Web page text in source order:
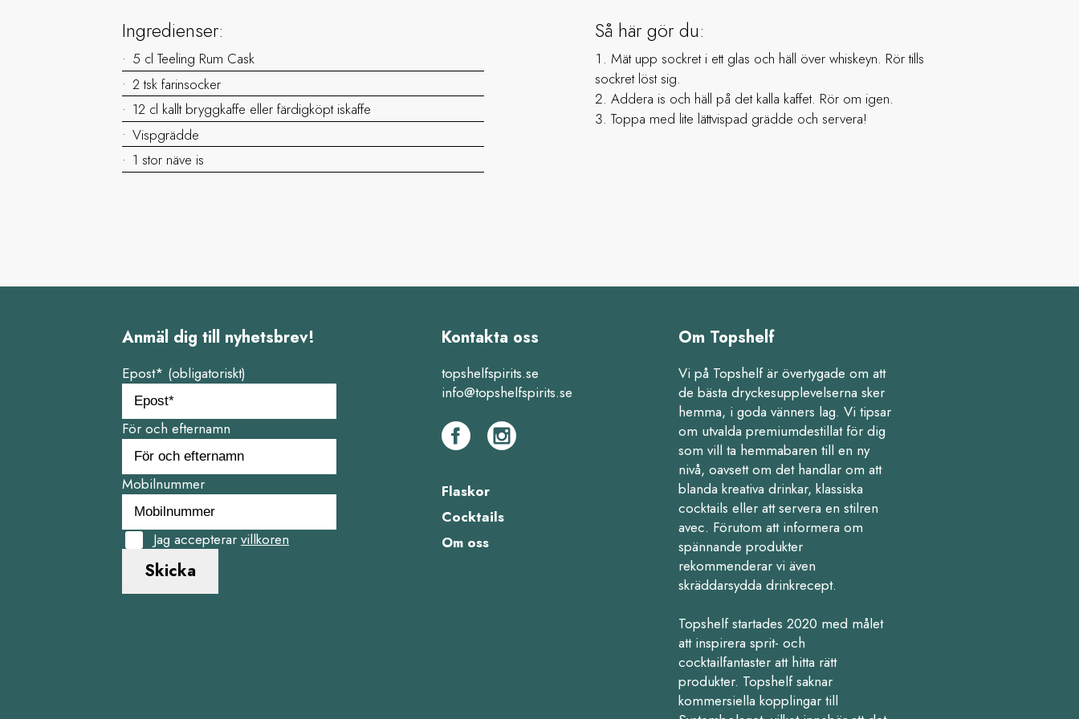
Ingredienser:
5 cl Teeling Rum Cask
2 tsk farinsocker
12 cl kallt bryggkaffe eller färdigköpt iskaffe
Vispgrädde
1 stor näve is
Så här gör du:
Mät upp sockret i ett glas och häll över whiskeyn. Rör tills
sockret löst sig.
Addera is och häll på det kalla kaffet. Rör om igen.
Toppa med lite lättvispad grädde och servera!
Anmäl dig till nyhetsbrev!
Epost* (obligatoriskt)
För och efternamn
Mobilnummer
Jag accepterar villkoren
Skicka
Kontakta oss
topshelfspirits.se
info@topshelfspirits.se
Flaskor
Cocktails
Om oss
Om Topshelf
Vi på Topshelf är övertygade om att
de bästa dryckesupplevelserna sker
hemma, i goda vänners lag. Vi tipsar
om utvalda premiumdestillat för dig
som vill ta hemmabaren till en ny
nivå, oavsett om det handlar om att
blanda kreativa drinkar, klassiska
cocktails eller att servera en stilren
avec. Förutom att informera om
spännande produkter
rekommenderar vi även
skräddarsydda drinkrecept.
Topshelf startades 2020 med målet
att inspirera sprit- och
cocktailfantaster att hitta rätt
produkter. Topshelf saknar
kommersiella kopplingar till